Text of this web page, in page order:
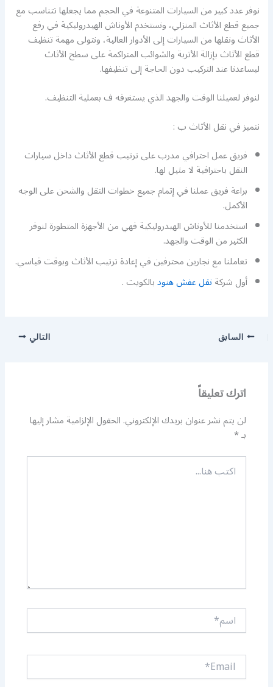
نوفر عدد كبير من السيارات المتنوعة في الحجم مما يجعلها تتناسب مع
جميع قطع الأثاث المنزلي، ونستخدم الأوناش الهيدروليكية في رفع
الأثاث ونقلها من السيارات إلى الأدوار العالية، ونتولى مهمة تنظيف
قطع الأثاث بإزالة الأتربة والشوائب المتراكمة على سطح الأثاث
ليساعدنا عند التركيب دون الحاجة إلى تنظيفها.
لنوفر لعميلنا الوقت والجهد الذي يستغرقه ف بعملية التنظيف.
نتميز في نقل الأثاث ب :
فريق عمل احترافي مدرب على ترتيب قطع الأثاث داخل سيارات
النقل باحترافية لا مثيل لها.
براعة فريق عملنا في إتمام جميع خطوات التقل والشحن على الوجه
الأكمل.
استخدمنا للأوناش الهيدروليكية فهي من الأجهزة المتطورة لنوفر
الكثير من الوقت والجهد.
تعاملنا مع نجارين محترفين في إعادة ترتيب الأثاث وبوقت قياسي.
أول شركةنقل عفش هنودبالكويت .
السابق التالي
اترك تعليقاً
لن يتم نشر عنوان بريدك الإلكتروني.الحقول الإلزامية مشار إليها
بـ*
اكتب
هنا...
اسم*
Email*